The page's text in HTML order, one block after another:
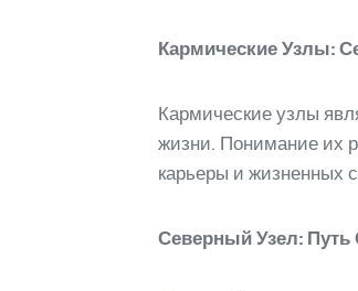
Кармические Узлы:
Кармические узлы
жизни. Понимание их
карьеры и жизненных
Северный Узел: